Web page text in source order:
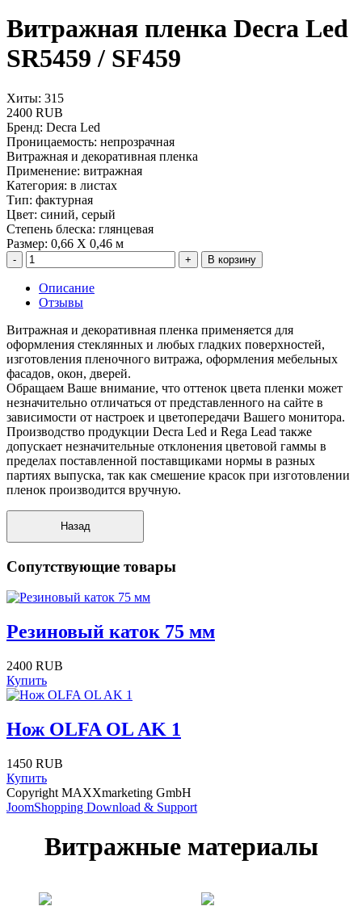
Витражная пленка Decra Led
SR5459 / SF459
Хиты: 315
2400 RUB
Бренд: Decra Led
Проницаемость: непрозрачная
Витражная и декоративная пленка
Применение: витражная
Категория: в листах
Тип: фактурная
Цвет: синий, серый
Степень блеска: глянцевая
Размер: 0,66 Х 0,46 м
В корзину
Описание
Отзывы
Витражная и декоративная пленка применяется для
оформления стеклянных и любых гладких поверхностей,
изготовления пленочного витража, оформления мебельных
фасадов, окон, дверей.
Обращаем Ваше внимание, что оттенок цвета пленки может
незначительно отличаться от представленного на сайте в
зависимости от настроек и цветопередачи Вашего монитора.
Производство продукции Decra Led и Rega Lead также
допускает незначительные отклонения цветовой гаммы в
пределах поставленной поставщиками нормы в разных
партиях выпуска, так как смешение красок при изготовлении
пленок производится вручную.
Сопутствующие товары
Резиновый каток 75 мм
2400 RUB
Купить
Нож OLFA OL AK 1
1450 RUB
Купить
Copyright MAXXmarketing GmbH
JoomShopping Download & Support
Витражные материалы